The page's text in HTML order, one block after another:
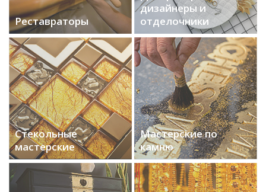
Реставраторы
дизайнеры и
отделочники
Стекольные
мастерские
Мастерские по
камню